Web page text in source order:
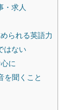
・求人
られる英語力
はない
に
を聞くこと